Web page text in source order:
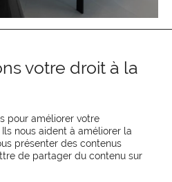
NOUS
votre droit à la
pour améliorer votre
nous aident à améliorer la
présenter des contenus
de partager du contenu sur